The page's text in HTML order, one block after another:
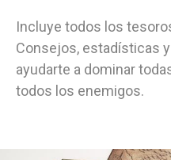
Incluye todos los
Consejos, estadísticas
ayudarte a dominar
todos los enemigos.